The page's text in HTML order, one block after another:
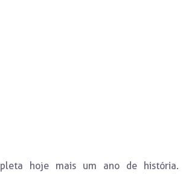
hoje mais um ano de história.